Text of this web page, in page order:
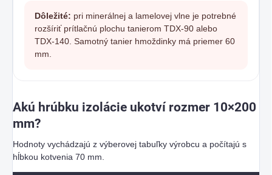
Dôležité: pri minerálnej a lamelovej vlne je potrebné
rozšíriť prítlačnú plochu tanierom TDX-90 alebo
TDX-140. Samotný tanier hmoždinky má priemer 60
mm.
Akú hrúbku izolácie ukotví rozmer 10×200
mm?
Hodnoty vychádzajú z výberovej tabuľky výrobcu a počítajú s
hĺbkou kotvenia 70 mm.